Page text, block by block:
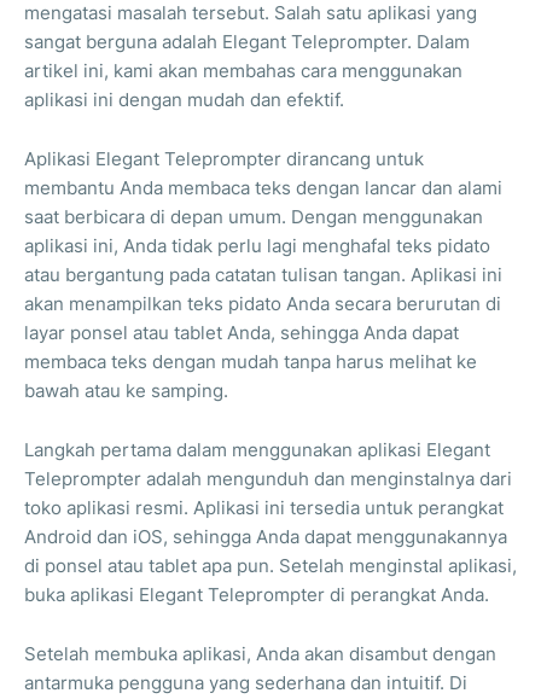
mengatasi masalah tersebut. Salah satu aplikasi yang
sangat berguna adalah Elegant Teleprompter. Dalam
artikel ini, kami akan membahas cara menggunakan
aplikasi ini dengan mudah dan efektif.
Aplikasi Elegant Teleprompter dirancang untuk
membantu Anda membaca teks dengan lancar dan alami
saat berbicara di depan umum. Dengan menggunakan
aplikasi ini, Anda tidak perlu lagi menghafal teks pidato
atau bergantung pada catatan tulisan tangan. Aplikasi ini
akan menampilkan teks pidato Anda secara berurutan di
layar ponsel atau tablet Anda, sehingga Anda dapat
membaca teks dengan mudah tanpa harus melihat ke
bawah atau ke samping.
Langkah pertama dalam menggunakan aplikasi Elegant
Teleprompter adalah mengunduh dan menginstalnya dari
toko aplikasi resmi. Aplikasi ini tersedia untuk perangkat
Android dan iOS, sehingga Anda dapat menggunakannya
di ponsel atau tablet apa pun. Setelah menginstal aplikasi,
buka aplikasi Elegant Teleprompter di perangkat Anda.
Setelah membuka aplikasi, Anda akan disambut dengan
antarmuka pengguna yang sederhana dan intuitif. Di